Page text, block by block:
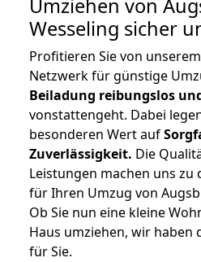
Umziehen von
Wesseling sicher
Profitieren Sie von
Netzwerk für günstige
Beiladung reibungslos
vonstattengeht. Dabei
besonderen Wert auf
Zuverlässigkeit. Die
Leistungen machen uns zu
für Ihren Umzug von
Ob Sie nun eine kleine
Haus umziehen, wir haben
für Sie.